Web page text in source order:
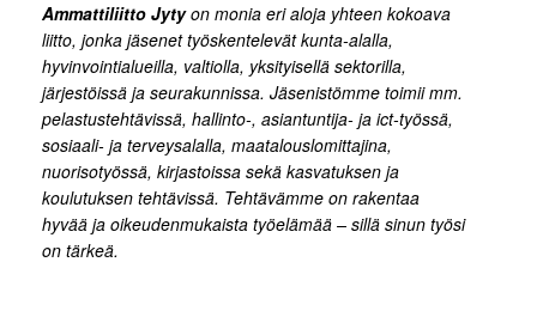
Ammattiliitto Jytyon monia eri aloja yhteen kokoava
liitto, jonka jäsenet työskentelevät kunta-alalla,
hyvinvointialueilla, valtiolla, yksityisellä sektorilla,
järjestöissä ja seurakunnissa. Jäsenistömme toimii mm.
pelastustehtävissä, hallinto-, asiantuntija- ja ict-työssä,
sosiaali- ja terveysalalla, maatalouslomittajina,
nuorisotyössä, kirjastoissa sekä kasvatuksen ja
koulutuksen tehtävissä. Tehtävämme on rakentaa
hyvää ja oikeudenmukaista työelämää – sillä sinun työsi
on tärkeä.